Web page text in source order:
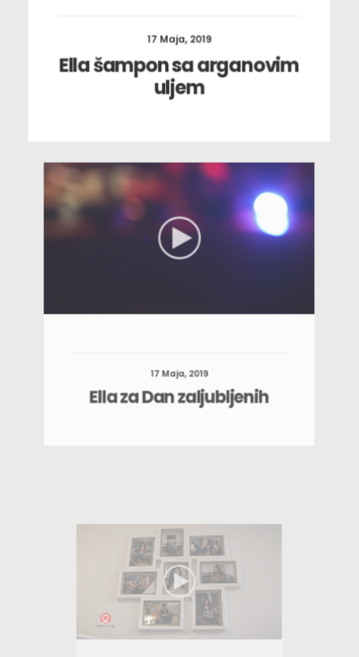
17 Maja, 2019
Ella šampon sa arganovim
uljem
17 Maja, 2019
Ella za Dan zaljubljenih